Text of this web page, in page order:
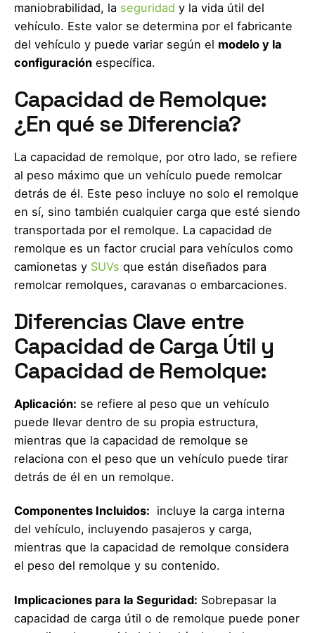
maniobrabilidad, la seguridad y la vida útil del
vehículo. Este valor se determina por el fabricante
del vehículo y puede variar según el modelo y la
configuración específica.
Capacidad de Remolque:
¿En qué se Diferencia?
La capacidad de remolque, por otro lado, se refiere
al peso máximo que un vehículo puede remolcar
detrás de él. Este peso incluye no solo el remolque
en sí, sino también cualquier carga que esté siendo
transportada por el remolque. La capacidad de
remolque es un factor crucial para vehículos como
camionetas y SUVs que están diseñados para
remolcar remolques, caravanas o embarcaciones.
Diferencias Clave entre
Capacidad de Carga Útil y
Capacidad de Remolque:
Aplicación: se refiere al peso que un vehículo
puede llevar dentro de su propia estructura,
mientras que la capacidad de remolque se
relaciona con el peso que un vehículo puede tirar
detrás de él en un remolque.
Componentes Incluidos: incluye la carga interna
del vehículo, incluyendo pasajeros y carga,
mientras que la capacidad de remolque considera
el peso del remolque y su contenido.
Implicaciones para la Seguridad: Sobrepasar la
capacidad de carga útil o de remolque puede poner